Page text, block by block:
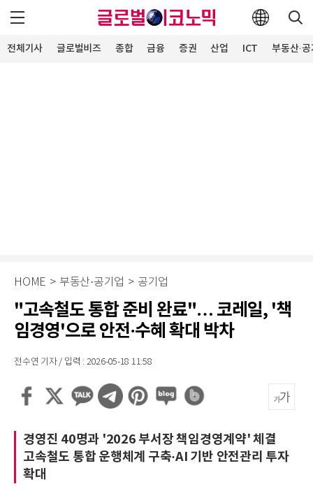
전체기사 글로벌비즈 종합 금융 증권 산업 ICT 부동산·
HOME > 부동산·공기업 > 공기업
"고속철도 통합 준비 완료"… 코레일, '책
임경영'으로 안전·수혜 확대 박차
전수연 기자 / 입력 : 2026-05-18 11:58
경영진 40명과 '2026 부서장 책임경영계약' 체결
고속철도 통합 운행체계 구축·AI 기반 안전관리 투자
확대